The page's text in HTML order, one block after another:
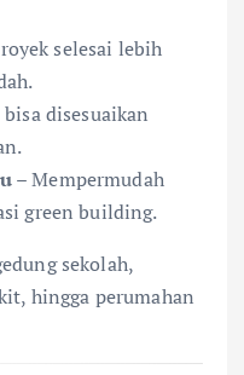
selesai lebih
disesuaikan
– Mempermudah
green building.
sekolah,
hingga perumahan